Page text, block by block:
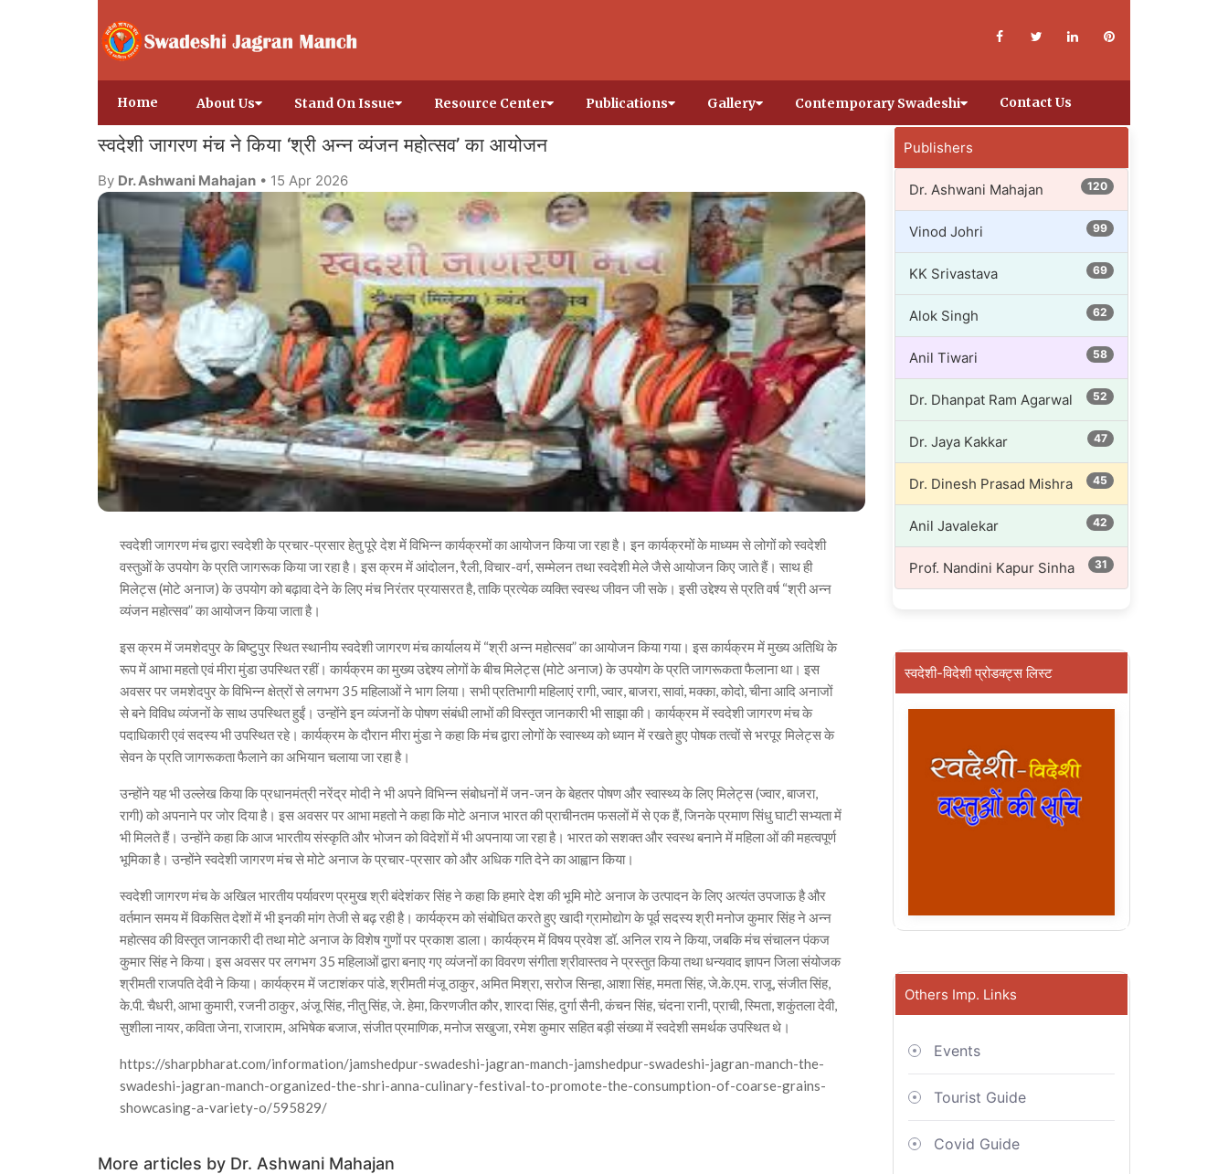
Home About Us Stand On Issue Resource Center Publications Gallery Contemporary Swadeshi Contact Us
स्वदेशी जागरण मंच ने किया ‘श्री अन्न व्यंजन महोत्सव’ का आयोजन
By Dr. Ashwani Mahajan • 15 Apr 2026
स्वदेशी जागरण मंच द्वारा स्वदेशी के प्रचार-प्रसार हेतु पूरे देश में विभिन्न कार्यक्रमों का आयोजन किया जा रहा है। इन कार्यक्रमों के माध्यम से लोगों को स्वदेशी
वस्तुओं के उपयोग के प्रति जागरूक किया जा रहा है। इस क्रम में आंदोलन, रैली, विचार-वर्ग, सम्मेलन तथा स्वदेशी मेले जैसे आयोजन किए जाते हैं। साथ ही
मिलेट्स (मोटे अनाज) के उपयोग को बढ़ावा देने के लिए मंच निरंतर प्रयासरत है, ताकि प्रत्येक व्यक्ति स्वस्थ जीवन जी सके। इसी उद्देश्य से प्रति वर्ष “श्री अन्न
व्यंजन महोत्सव” का आयोजन किया जाता है।
इस क्रम में जमशेदपुर के बिष्टुपुर स्थित स्थानीय स्वदेशी जागरण मंच कार्यालय में “श्री अन्न महोत्सव” का आयोजन किया गया। इस कार्यक्रम में मुख्य अतिथि के
रूप में आभा महतो एवं मीरा मुंडा उपस्थित रहीं। कार्यक्रम का मुख्य उद्देश्य लोगों के बीच मिलेट्स (मोटे अनाज) के उपयोग के प्रति जागरूकता फैलाना था। इस
अवसर पर जमशेदपुर के विभिन्न क्षेत्रों से लगभग 35 महिलाओं ने भाग लिया। सभी प्रतिभागी महिलाएं रागी, ज्वार, बाजरा, सावां, मक्का, कोदो, चीना आदि अनाजों
से बने विविध व्यंजनों के साथ उपस्थित हुईं। उन्होंने इन व्यंजनों के पोषण संबंधी लाभों की विस्तृत जानकारी भी साझा की। कार्यक्रम में स्वदेशी जागरण मंच के
पदाधिकारी एवं सदस्य भी उपस्थित रहे। कार्यक्रम के दौरान मीरा मुंडा ने कहा कि मंच द्वारा लोगों के स्वास्थ्य को ध्यान में रखते हुए पोषक तत्वों से भरपूर मिलेट्स के
सेवन के प्रति जागरूकता फैलाने का अभियान चलाया जा रहा है।
उन्होंने यह भी उल्लेख किया कि प्रधानमंत्री नरेंद्र मोदी ने भी अपने विभिन्न संबोधनों में जन-जन के बेहतर पोषण और स्वास्थ्य के लिए मिलेट्स (ज्वार, बाजरा,
रागी) को अपनाने पर जोर दिया है। इस अवसर पर आभा महतो ने कहा कि मोटे अनाज भारत की प्राचीनतम फसलों में से एक हैं, जिनके प्रमाण सिंधु घाटी सभ्यता में
भी मिलते हैं। उन्होंने कहा कि आज भारतीय संस्कृति और भोजन को विदेशों में भी अपनाया जा रहा है। भारत को सशक्त और स्वस्थ बनाने में महिला ओं की महत्वपूर्ण
भूमिका है। उन्होंने स्वदेशी जागरण मंच से मोटे अनाज के प्रचार-प्रसार को और अधिक गति देने का आह्वान किया।
स्वदेशी जागरण मंच के अखिल भारतीय पर्यावरण प्रमुख श्री बंदेशंकर सिंह ने कहा कि हमारे देश की भूमि मोटे अनाज के उत्पादन के लिए अत्यंत उपजाऊ है और
वर्तमान समय में विकसित देशों में भी इनकी मांग तेजी से बढ़ रही है। कार्यक्रम को संबोधित करते हुए खादी ग्रामोद्योग के पूर्व सदस्य श्री मनोज कुमार सिंह ने अन्न
महोत्सव की विस्तृत जानकारी दी तथा मोटे अनाज के विशेष गुणों पर प्रकाश डाला। कार्यक्रम में विषय प्रवेश डॉ. अनिल राय ने किया, जबकि मंच संचालन पंकज
कुमार सिंह ने किया। इस अवसर पर लगभग 35 महिलाओं द्वारा बनाए गए व्यंजनों का विवरण संगीता श्रीवास्तव ने प्रस्तुत किया तथा धन्यवाद ज्ञापन जिला संयोजक
श्रीमती राजपति देवी ने किया। कार्यक्रम में जटाशंकर पांडे, श्रीमती मंजू ठाकुर, अमित मिश्रा, सरोज सिन्हा, आशा सिंह, ममता सिंह, जे.के.एम. राजू, संजीत सिंह,
के.पी. चैधरी, आभा कुमारी, रजनी ठाकुर, अंजू सिंह, नीतु सिंह, जे. हेमा, किरणजीत कौर, शारदा सिंह, दुर्गा सैनी, कंचन सिंह, चंदना रानी, प्राची, स्मिता, शकुंतला देवी,
सुशीला नायर, कविता जेना, राजाराम, अभिषेक बजाज, संजीत प्रमाणिक, मनोज सखुजा, रमेश कुमार सहित बड़ी संख्या में स्वदेशी समर्थक उपस्थित थे।
https://sharpbharat.com/information/jamshedpur-swadeshi-jagran-manch-jamshedpur-swadeshi-jagran-manch-the-
swadeshi-jagran-manch-organized-the-shri-anna-culinary-festival-to-promote-the-consumption-of-coarse-grains-
showcasing-a-variety-o/595829/
More articles by Dr. Ashwani Mahajan
Publishers
Dr. Ashwani Mahajan 120
Vinod Johri 99
KK Srivastava 69
Alok Singh 62
Anil Tiwari 58
Dr. Dhanpat Ram Agarwal 52
Dr. Jaya Kakkar 47
Dr. Dinesh Prasad Mishra 45
Anil Javalekar 42
Prof. Nandini Kapur Sinha 31
स्वदेशी-विदेशी प्रोडक्ट्स लिस्ट
Others Imp. Links
Events
Tourist Guide
Covid Guide